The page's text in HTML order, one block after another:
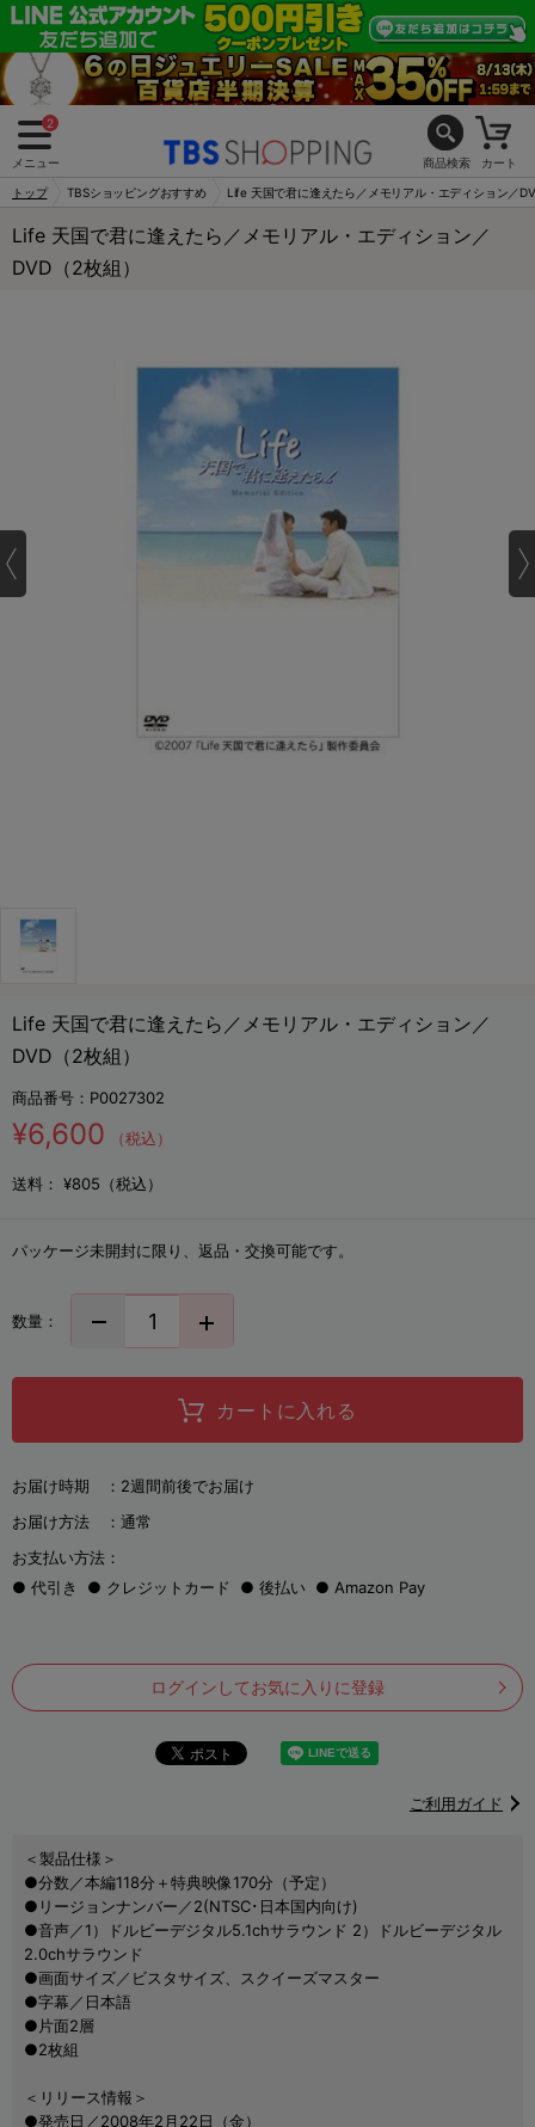
2
メニュー 商品検索 カート
トップ TBSショッピングおすすめ Life 天国で君に逢えたら／メモリアル・エディション／
Life 天国で君に逢えたら／メモリアル・エディション／
DVD（2枚組）
Life 天国で君に逢えたら／メモリアル・エディション／
DVD（2枚組）
商品番号： P0027302
¥6,600 （税込）
送料： ¥805（税込）
パッケージ未開封に限り、返品・交換可能です。
数量：
カートに入れる
お届け時期 ： 2週間前後でお届け
お届け方法 ： 通常
お支払い方法：
代引き
クレジットカード 後払い Amazon Pay
ログインしてお気に入りに登録
ご利用ガイド
＜製品仕様＞
●分数／本編118分＋特典映像170分（予定）
●リージョンナンバー／2(NTSC･日本国内向け)
●音声／1）ドルビーデジタル5.1chサラウンド 2）ドルビーデジタル
2.0chサラウンド
●画面サイズ／ビスタサイズ、スクイーズマスター
●字幕／日本語
●片面2層
●2枚組
＜リリース情報＞
●発売日／2008年2月22日（金）